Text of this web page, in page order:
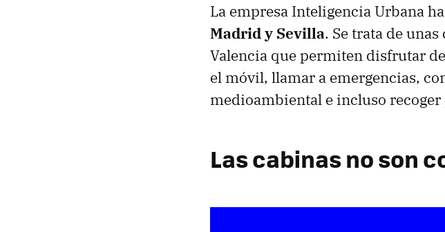
La empresa Inteligencia Urbana
Madrid y Sevilla. Se trata de
Valencia que permiten disfrutar
el móvil, llamar a emergencias,
medioambiental e incluso
Las cabinas no son